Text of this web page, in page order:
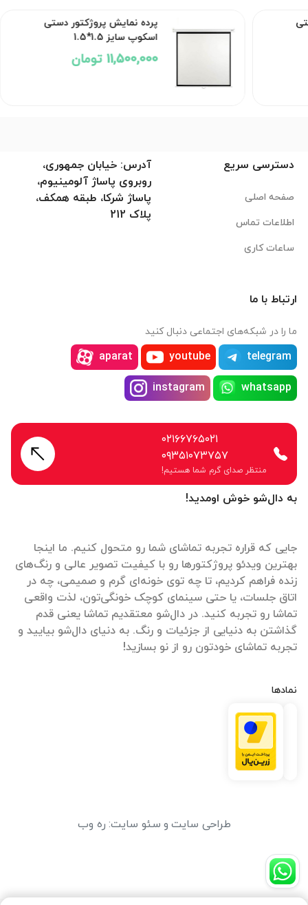
پرده نمایش پروژکتور دستی
اسکوپ سایز 1.5*1.5
11,500,000 تومان
به دال‌شو خوش اومدید!
جایی که قراره تجربه تماشای شما رو متحول کنیم. ما اینجا
بهترین ویدئو پروژکتورها رو با کیفیت تصویر عالی و رنگ‌های
زنده فراهم کردیم، تا چه توی خونه‌ای گرم و صمیمی، چه در
اتاق جلسات، یا حتی سینمای کوچک خونگی‌تون، لذت واقعی
تماشا رو تجربه کنید. در دال‌شو معتقدیم تماشا یعنی قدم
گذاشتن به دنیایی از جزئیات و رنگ. به دنیای دال‌شو بیایید و
تجربه تماشای خودتون رو از نو بسازید!
نمادها
دسترسی سریع
صفحه اصلی
اطلاعات تماس
ساعات کاری
آدرس: خیابان جمهوری،
روبروی پاساژ آلومینیوم،
پاساژ شرکا، طبقه همکف،
پلاک 212
ارتباط با ما
ما را در شبکه‌های اجتماعی دنبال کنید
telegram
youtube
aparat
whatsapp
instagram
۰۲۱۶۶۷۶۵۰۲۱
۰۹۳۵۱۰۷۳۷۵۷
منتظر صدای گرم شما هستیم!
طراحی سایت و سئو سایت: ره وب